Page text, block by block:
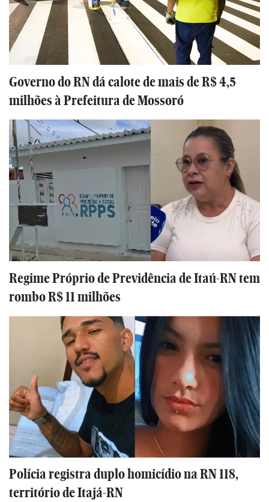
Governo do RN dá calote de mais de R$ 4,5
milhões à Prefeitura de Mossoró
Regime Próprio de Previdência de Itaú-RN tem
rombo R$ 11 milhões
Polícia registra duplo homicídio na RN 118,
território de Itajá-RN